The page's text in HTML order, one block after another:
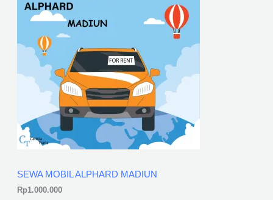
SEWA MOBIL ALPHARD MADIUN
Rp1.000.000